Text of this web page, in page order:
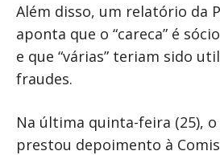
Além disso, um relatório da
aponta que o “careca” é
e que “várias” teriam sido
fraudes.
Na última quinta-feira (25),
prestou depoimento à